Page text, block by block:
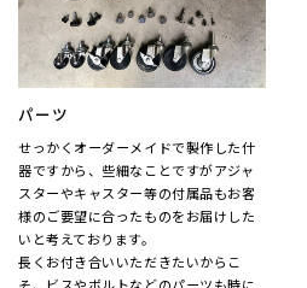
パーツ
せっかくオーダーメイドで製作した什
器ですから、些細なことですがアジャ
スターやキャスター等の付属品もお客
様のご要望に合ったものをお届けした
いと考えております。
長くお付き合いいただきたいからこ